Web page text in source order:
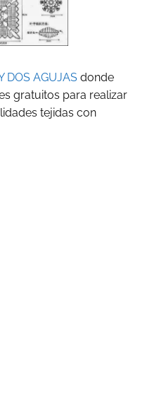
DOS AGUJAS donde
gratuitos para realizar
tejidas con